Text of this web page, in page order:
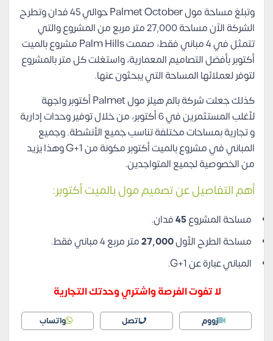
وتبلغ مساحة مول Palmet October حوالي 45 فدان وتطرح
الشركة الآن مساحة 27,000 متر مربع من المشروع والتي
تتمثل في 4 مباني فقط، صممت Palm Hills مشروع بالميت
أكتوبر بأفضل التصاميم المعمارية، واستغلت كل متر بالمشروع
لتوفر لعملائها المساحة التي يبحثون عنها.
كذلك جعلت شركة بالم هيلز مول Palmet أكتوبر واجهة
لأغلب المستثمرين في 6 أكتوبر، من خلال توفير وحدات إدارية
و تجارية بمساحات مختلفة تناسب جميع الأنشطة. وجميع
المباني في مشروع بالميت أكتوبر مكونة من G+1 وهذا يزيد
من الخصوصية لجميع المتواجدين.
أهم التفاصيل عن تصميم مول بالميت أكتوبر:
مساحة المشروع45فدان.
مساحة الطرح الأول27,000متر مربع 4 مباني فقط.
المباني عبارة عن G+1.
لا تفوت الفرصة واشتري وحدتك التجارية
زووم اتصل واتساب